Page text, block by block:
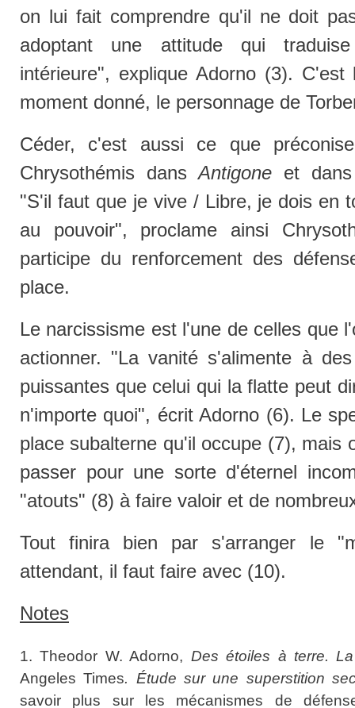
on lui fait comprendre qu'il ne doit
adoptant une attitude qui
intérieure", explique Adorno (3).
moment donné, le personnage de
Céder, c'est aussi ce que
Chrysothémis dansAntigone et
"S'il faut que je vive / Libre, je dois en
au pouvoir", proclame ainsi
participe du renforcement des
place.
Le narcissisme est l'une de celles que
actionner. "La vanité s'alimente à
puissantes que celui qui la flatte peut
n'importe quoi", écrit Adorno (6). Le
place subalterne qu'il occupe (7), mais
passer pour une sorte d'éternel
"atouts" (8) à faire valoir et de
Tout finira bien par s'arranger le
attendant, il faut faire avec (10).
Notes
1. Theodor W. Adorno, Des étoiles à terre.
Angeles Times. Étude sur une superstition
savoir plus sur les mécanismes de